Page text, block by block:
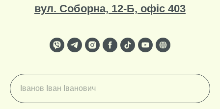
вул. Соборна, 12-Б, офіс 403